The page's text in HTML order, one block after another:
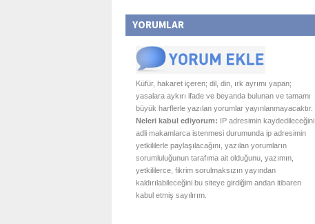
YORUMLAR
Küfür, hakaret içeren; dil, din, ırk ayrımı yapan;
yasalara aykırı ifade ve beyanda bulunan ve tamamı
büyük harflerle yazılan yorumlar yayınlanmayacaktır.
Neleri kabul ediyorum: IP adresimin kaydedileceğini,
adli makamlarca istenmesi durumunda ip adresimin
yetkililerle paylaşılacağını, yazılan yorumların
sorumluluğunun tarafıma ait olduğunu, yazımın,
yetkililerce, fikrim sorulmaksızın yayından
kaldırılabileceğini bu siteye girdiğim andan itibaren
kabul etmiş sayılırım.